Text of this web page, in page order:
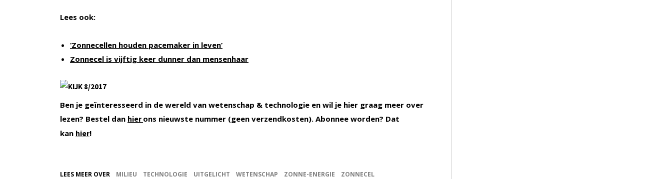
Lees ook:
‘Zonnecellen houden pacemaker in leven’
Zonnecel is vijftig keer dunner dan mensenhaar
Ben je geïnteresseerd in de wereld van wetenschap & technologie en wil je hier graag meer over
lezen? Bestel dan hier ons nieuwste nummer (geen verzendkosten). Abonnee worden? Dat
kan hier!
LEES MEER OVER MILIEU TECHNOLOGIE UITGELICHT WETENSCHAP ZONNE-ENERGIE ZONNECEL